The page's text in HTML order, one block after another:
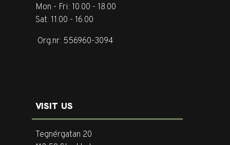
Mon - Fri: 10.00 - 18.00
Sat: 11.00 - 16.00
Org.nr: 556960-3094
VISIT US
Tegnérgatan 20